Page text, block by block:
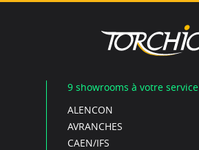
9 showrooms à votre service
ALENCON
AVRANCHES
CAEN/IFS